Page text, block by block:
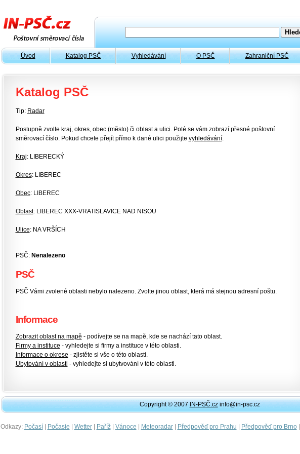
Úvod Katalog PSČ Vyhledávání O PSČ Zahraniční PSČ
Katalog PSČ
Tip: Radar
Postupně zvolte kraj, okres, obec (město) či oblast a ulici. Poté se vám zobrazí přesné poštovní
směrovací číslo. Pokud chcete přejít přímo k dané ulici použijte vyhledávání.
Kraj: LIBERECKÝ
Okres: LIBEREC
Obec: LIBEREC
Oblast: LIBEREC XXX-VRATISLAVICE NAD NISOU
Ulice: NA VRŠÍCH
PSČ: Nenalezeno
PSČ
PSČ Vámi zvolené oblasti nebylo nalezeno. Zvolte jinou oblast, která má stejnou adresní poštu.
Informace
Zobrazit oblast na mapě - podívejte se na mapě, kde se nachází tato oblast.
Firmy a instituce - vyhledejte si firmy a instituce v této oblasti.
Informace o okrese - zjistěte si vše o této oblasti.
Ubytování v oblasti - vyhledejte si ubytvování v této oblasti.
Copyright © 2007IN-PSČ.czinfo@in-psc.cz
Odkazy: Počasí| Počasie | Wetter| Paříž| Vánoce | Meteoradar| Předpověď pro Prahu | Předpověď pro Brno|